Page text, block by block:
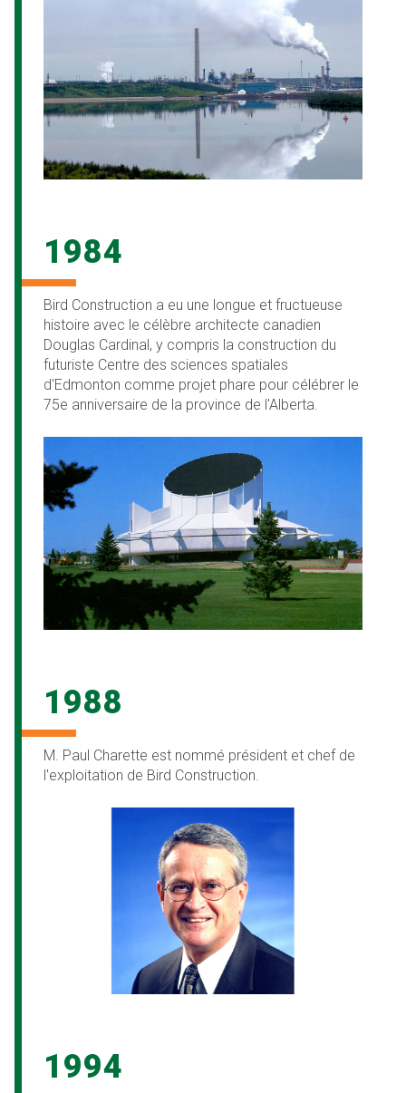
1984
Bird Construction a eu une longue et fructueuse
histoire avec le célèbre architecte canadien
Douglas Cardinal, y compris la construction du
futuriste Centre des sciences spatiales
d'Edmonton comme projet phare pour célébrer le
75e anniversaire de la province de l'Alberta.
1988
M. Paul Charette est nommé président et chef de
l'exploitation de Bird Construction.
1994